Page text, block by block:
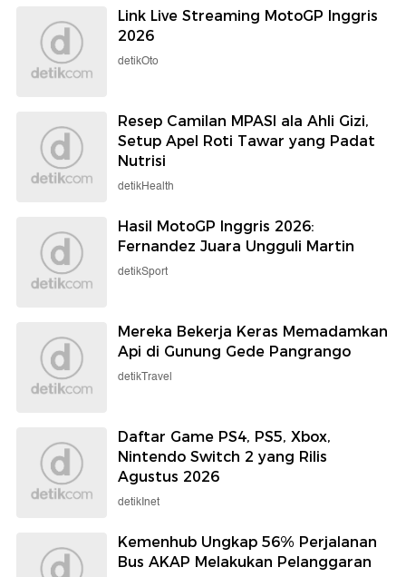
Link Live Streaming MotoGP Inggris
2026
detikOto
Resep Camilan MPASI ala Ahli Gizi,
Setup Apel Roti Tawar yang Padat
Nutrisi
detikHealth
Hasil MotoGP Inggris 2026:
Fernandez Juara Ungguli Martin
detikSport
Mereka Bekerja Keras Memadamkan
Api di Gunung Gede Pangrango
detikTravel
Daftar Game PS4, PS5, Xbox,
Nintendo Switch 2 yang Rilis
Agustus 2026
detikInet
Kemenhub Ungkap 56% Perjalanan
Bus AKAP Melakukan Pelanggaran